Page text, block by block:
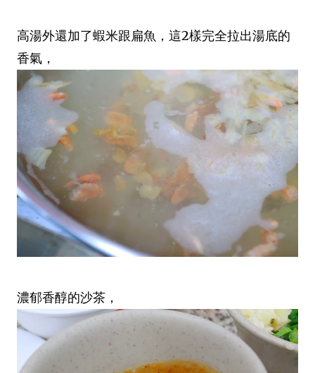
高湯外還加了蝦米跟扁魚，這2樣完全拉出湯底的
香氣，
濃郁香醇的沙茶，